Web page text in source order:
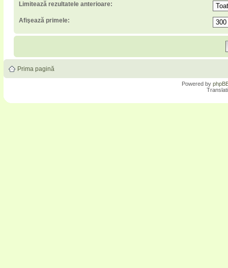
Limitează rezultatele anterioare:
Afişează primele:
Prima pagină
Powered by